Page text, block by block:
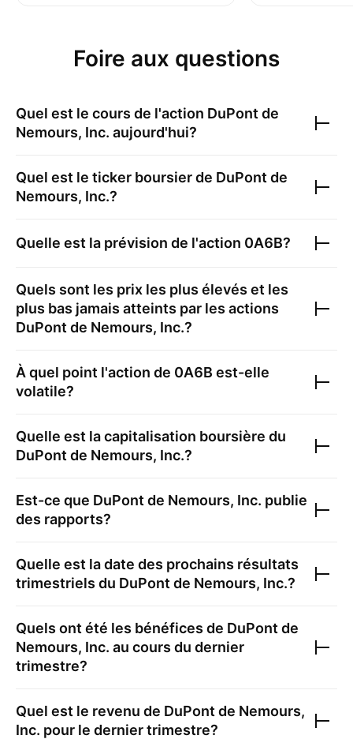
Foire aux questions
Quel est le cours de l'action DuPont de
Nemours, Inc. aujourd'hui?
Quel est le ticker boursier de DuPont de
Nemours, Inc.?
Quelle est la prévision de l'action 0A6B?
Quels sont les prix les plus élevés et les
plus bas jamais atteints par les actions
DuPont de Nemours, Inc.?
À quel point l'action de 0A6B est-elle
volatile?
Quelle est la capitalisation boursière du
DuPont de Nemours, Inc.?
Est-ce que DuPont de Nemours, Inc. publie
des rapports?
Quelle est la date des prochains résultats
trimestriels du DuPont de Nemours, Inc.?
Quels ont été les bénéfices de DuPont de
Nemours, Inc. au cours du dernier
trimestre?
Quel est le revenu de DuPont de Nemours,
Inc. pour le dernier trimestre?